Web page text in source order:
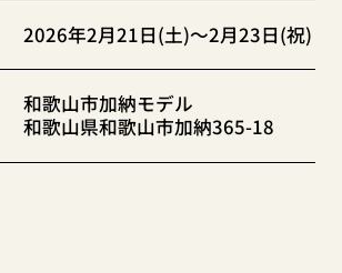
2026年2月21日(土)～2月23日(祝)
和歌山市加納モデル
和歌山県和歌山市加納365-18